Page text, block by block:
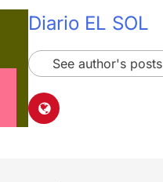
Diario EL SOL
See author's posts